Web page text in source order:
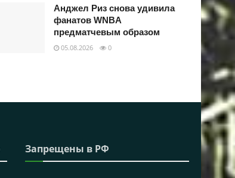
Анджел Риз снова удивила
фанатов WNBA
предматчевым образом
05.08.2026 0
Запрещены в РФ